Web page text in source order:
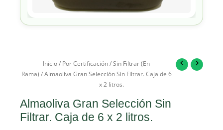
Inicio/ Por Certificación/Sin Filtrar (En
Rama) / Almaoliva Gran Selección Sin Filtrar. Caja de 6
x 2 litros.
Almaoliva Gran Selección Sin
Filtrar. Caja de 6 x 2 litros.